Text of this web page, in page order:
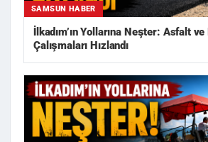
SAMSUN HABER
İlkadım’ın Yollarına Neşter: Asfalt ve
Çalışmaları Hızlandı